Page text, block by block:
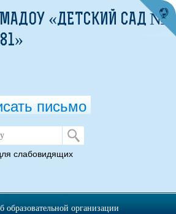
группа № 5
1)
МАДОУ «ДЕТСКИЙ САД №
81»
письмо
слабовидящих
образовательной организации